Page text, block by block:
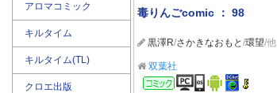
毒りんごcomic ： 98
黒澤R/さかきなおもと /環望/他
双葉社
コミック
アロマコミック
キルタイム
キルタイム(TL)
クロエ出版